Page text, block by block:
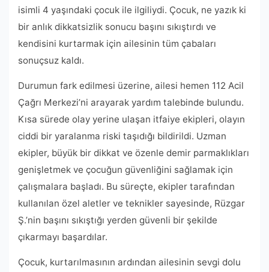
isimli 4 yaşındaki çocuk ile ilgiliydi. Çocuk, ne yazık ki
bir anlık dikkatsizlik sonucu başını sıkıştırdı ve
kendisini kurtarmak için ailesinin tüm çabaları
sonuçsuz kaldı.
Durumun fark edilmesi üzerine, ailesi hemen 112 Acil
Çağrı Merkezi’ni arayarak yardım talebinde bulundu.
Kısa sürede olay yerine ulaşan itfaiye ekipleri, olayın
ciddi bir yaralanma riski taşıdığı bildirildi. Uzman
ekipler, büyük bir dikkat ve özenle demir parmaklıkları
genişletmek ve çocuğun güvenliğini sağlamak için
çalışmalara başladı. Bu süreçte, ekipler tarafından
kullanılan özel aletler ve teknikler sayesinde, Rüzgar
Ş.’nin başını sıkıştığı yerden güvenli bir şekilde
çıkarmayı başardılar.
Çocuk, kurtarılmasının ardından ailesinin sevgi dolu